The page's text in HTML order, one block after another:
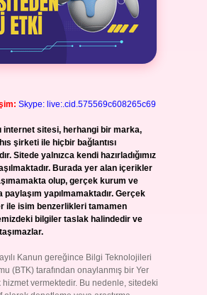
Skype: live:.cid.575569c608265c69
internet sitesi, herhangi bir marka,
şirketi ile hiçbir bağlantısı
Sitede yalnızca kendi hazırladığımız
Burada yer alan içerikler
olup, gerçek kurum ve
paylaşım yapılmamaktadır. Gerçek
ile isim benzerlikleri tamamen
bilgiler taslak halindedir ve
Kanun gereğince Bilgi Teknolojileri
(BTK) tarafından onaylanmış bir Yer
hizmet vermektedir. Bu nedenle, sitedeki